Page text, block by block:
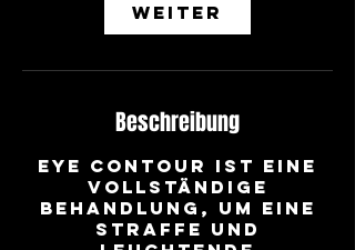
Weiter
Beschreibung
Eye Contour ist eine
vollständige
Behandlung, um eine
straffe und